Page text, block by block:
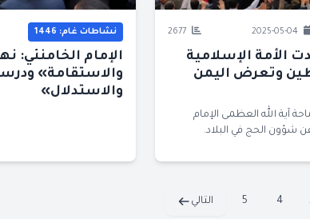
2025-05-04
2677
الأمة الإسلامية
وتعرض اليمن
آية الله العظمى الإمام
شؤون الحج في البلاد.
نشاطات غام: 1446
الإمام الخامنئي:
والاستقامة»
والاستدلال»
4
5 التالي